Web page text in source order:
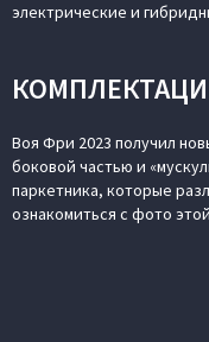
электрические и
Воя Фри 2023 получил
боковой частью и
паркетника, которые
ознакомиться с фото